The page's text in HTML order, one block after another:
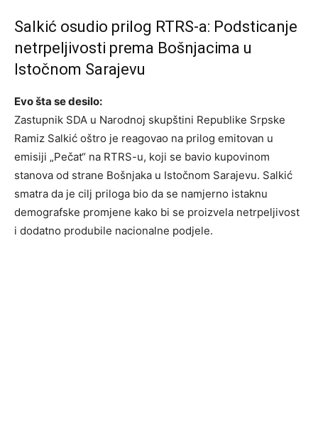
Salkić osudio prilog RTRS-a: Podsticanje
netrpeljivosti prema Bošnjacima u
Istočnom Sarajevu
Evo šta se desilo:
Zastupnik SDA u Narodnoj skupštini Republike Srpske
Ramiz Salkić oštro je reagovao na prilog emitovan u
emisiji „Pečat“ na RTRS-u, koji se bavio kupovinom
stanova od strane Bošnjaka u Istočnom Sarajevu. Salkić
smatra da je cilj priloga bio da se namjerno istaknu
demografske promjene kako bi se proizvela netrpeljivost
i dodatno produbile nacionalne podjele.